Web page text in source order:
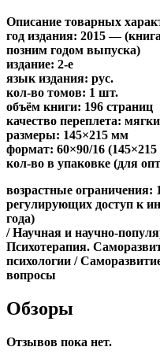
Описание товарных
год издания: 2015 —
позним годом выпуска)
издание: 2-е
язык издания: рус.
кол-во томов: 1 шт.
объём книги: 196 страниц
качество переплета:
размеры: 145×215 мм
формат: 60×90/16
кол-во в упаковке (для
возрастные ограничения:
регулирующих доступ к
года)
/ Научная и научно-
Психотерапия.
психологии /
вопросы
Обзоры
Отзывов пока нет.